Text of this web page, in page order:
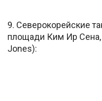
9. Северокорейские
площади Ким Ир Сена,
Jones):